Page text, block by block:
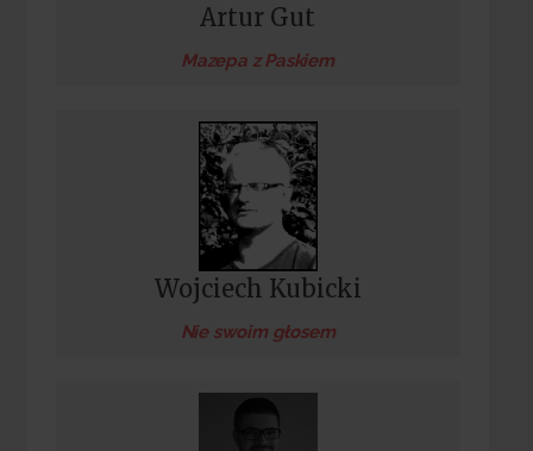
Artur Gut
Mazepa z Paskiem
Wojciech Kubicki
Nie swoim głosem